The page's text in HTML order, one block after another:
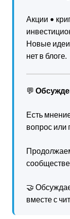
Акции •
Новые
нет в блоге.
💬
Есть
вопрос или
🤝
вместе с